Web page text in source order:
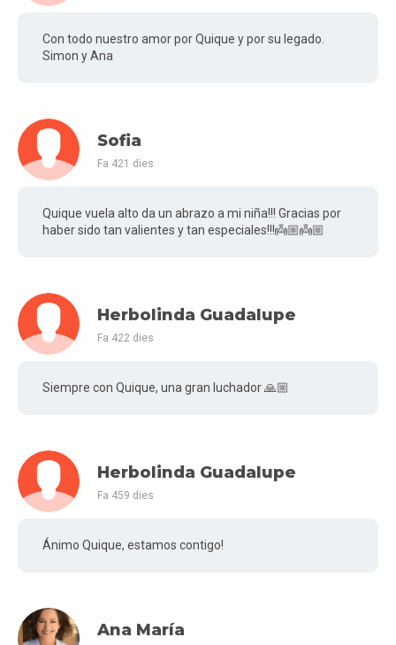
Con todo nuestro amor por Quique y por su legado.
Simon y Ana
Sofia
Fa 421 dies
Quique vuela alto da un abrazo a mi niña!!! Gracias por
haber sido tan valientes y tan especiales!!!👼🏼👼🏼
Herbolinda Guadalupe
Fa 422 dies
Siempre con Quique, una gran luchador 🙏🏼
Herbolinda Guadalupe
Fa 459 dies
Ánimo Quique, estamos contigo!
Ana María